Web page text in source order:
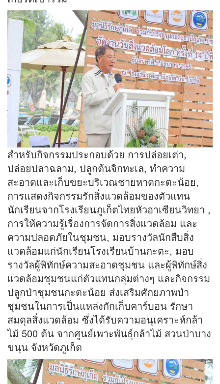
สำหรับกิจกรรมประกอบด้วย การปล่อยเต่า,
ปล่อยปลาฉลาม, ปลูกต้นจิกทะเล, ทำความ
สะอาดและเก็บขยะบริเวณชายหาดกะตะน้อย,
การแสดงกิจกรรมรักสิ่งแวดล้อมของตัวแทน
นักเรียนจากโรงเรียนภูเก็ตไทยหัวอาเซียนวิทยา ,
การให้ความรู้เรื่องการจัดการสิ่งแวดล้อม และ
ความปลอดภัยในชุมชน, มอบรางวัลนักสืบสิ่ง
แวดล้อมแก่นักเรียนโรงเรียนบ้านกะตะ, มอบ
รางวัลผู้พิทักษ์ความสะอาดชุมชน และผู้พิทักษ์สิ่ง
แวดล้อมชุมชนแก่ตัวแทนกลุ่มต่างๆ และกิจกรรม
ปลูกป่าชุมชนกะตะน้อย ส่งเสริมศักยภาพป่า
ชุมชนในการเป็นแหล่งกักเก็บคาร์บอน รักษา
สมดุลสิ่งแวดล้อม ซึ่งได้รับความอนุเคราะห์กล้า
ไม้ 500 ต้น จากศูนย์เพาะพันธุ์กล้าไม้ สวนป่าบาง
ขนุน จังหวัดภูเก็ต